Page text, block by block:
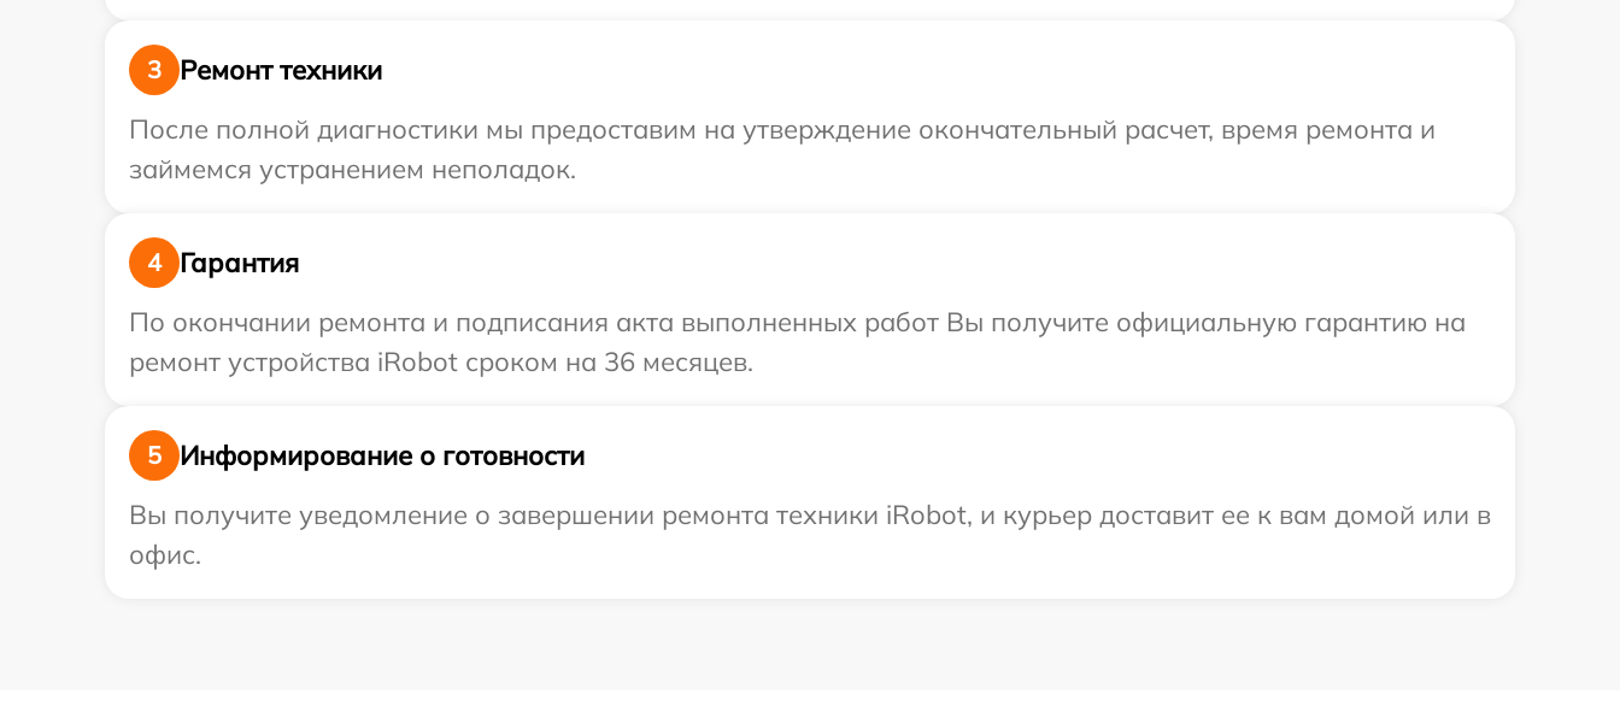
3
Ремонт техники
После полной диагностики мы предоставим на утверждение окончательный расчет, время ремонта и
займемся устранением неполадок.
4
Гарантия
По окончании ремонта и подписания акта выполненных работ Вы получите официальную гарантию на
ремонт устройства iRobot сроком на 36 месяцев.
5
Информирование о готовности
Вы получите уведомление о завершении ремонта техники iRobot, и курьер доставит ее к вам домой или в
офис.